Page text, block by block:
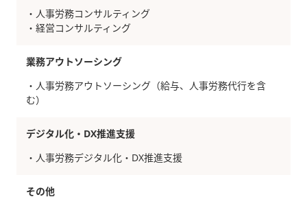
・人事労務コンサルティング
・経営コンサルティング
業務アウトソーシング
・人事労務アウトソーシング（給与、人事労務代行を含
む）
デジタル化・DX推進支援
・人事労務デジタル化・DX推進支援
その他